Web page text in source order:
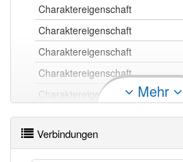
Charaktereigenschaft
Charaktereigenschaft
Charaktereigenschaft
Charaktereigenschaft
Charaktereigenschaft
Charaktereigenschaft openthesaurus
Mehr
Verbindungen